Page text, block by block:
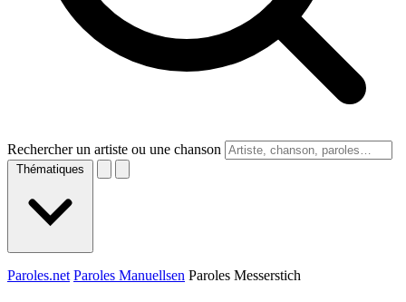
Rechercher un artiste ou une chanson
Thématiques
Paroles.net Paroles Manuellsen Paroles Messerstich